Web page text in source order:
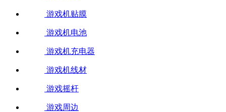
游戏机贴膜
游戏机电池
游戏机充电器
游戏机线材
游戏摇杆
游戏周边